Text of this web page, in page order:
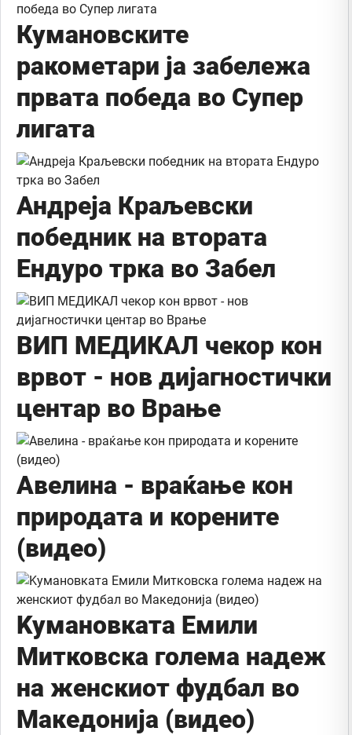
Кумановските
ракометари ја забележа
првата победа во Супер
лигата
Андреја Краљевски
победник на втората
Ендуро трка во Забел
ВИП МЕДИКАЛ чекор кон
врвот - нов дијагностички
центар во Врање
Авелина - враќање кон
природата и корените
(видео)
Kумановката Емили
Митковска голема надеж
на женскиот фудбал во
Македонија (видео)